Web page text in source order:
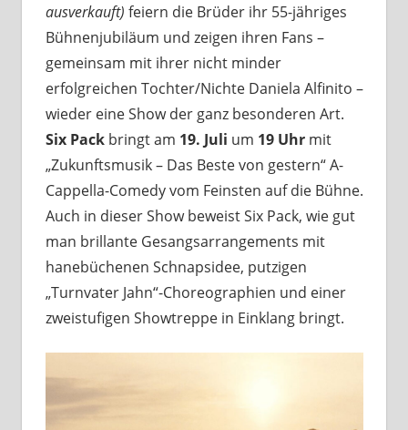
ausverkauft) feiern die Brüder ihr 55-jähriges
Bühnenjubiläum und zeigen ihren Fans –
gemeinsam mit ihrer nicht minder
erfolgreichen Tochter/Nichte Daniela Alfinito –
wieder eine Show der ganz besonderen Art.
Six Packbringt am 19. Juli um 19 Uhrmit
„Zukunftsmusik – Das Beste von gestern“ A-
Cappella-Comedy vom Feinsten auf die Bühne.
Auch in dieser Show beweist Six Pack, wie gut
man brillante Gesangsarrangements mit
hanebüchenen Schnapsidee, putzigen
„Turnvater Jahn“-Choreographien und einer
zweistufigen Showtreppe in Einklang bringt.